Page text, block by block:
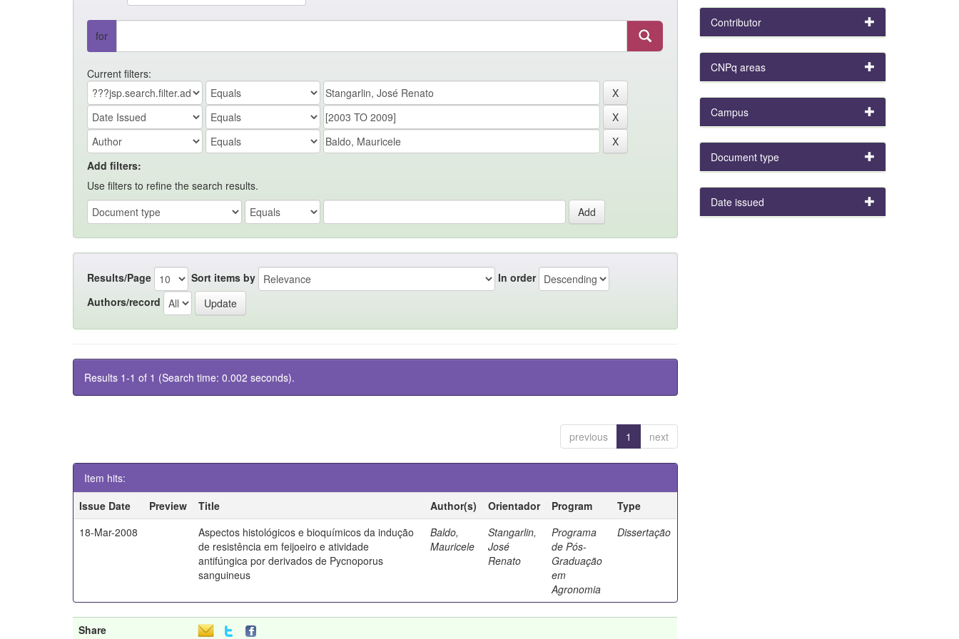
for
Current filters:
Add filters:
Use filters to refine the search results.
Results/Page Sort items by
In order
Authors/record
Results 1-1 of 1 (Search time: 0.002 seconds).
previous 1 next
Item hits:
Issue Date
Preview Title Author(s) Orientador Program
Type
18-Mar-2008
Aspectos histológicos e bioquímicos da indução
de resistência em feijoeiro e atividade
antifúngica por derivados de Pycnoporus
sanguineus
Baldo,
Mauricele
Stangarlin,
José
Renato
Programa
de Pós-
Graduação
em
Agronomia
Dissertação
Share
Contributor
CNPq areas
Campus
Document type
Date issued